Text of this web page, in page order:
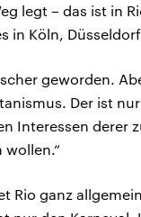
legt – das ist in
in Köln,
geworden.
Der ist
Interessen derer
wollen.“
Rio ganz